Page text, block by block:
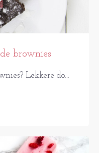
brownies
Lekkere do...